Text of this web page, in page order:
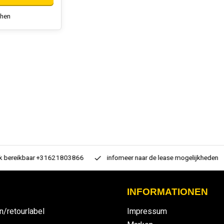
+31621803866 infomeer naar de lease mogelijkheden
retourlabel
INFORMATIONEN
Impressum